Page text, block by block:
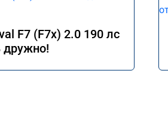
F7 (F7x) 2.0 190 лс
дружно!